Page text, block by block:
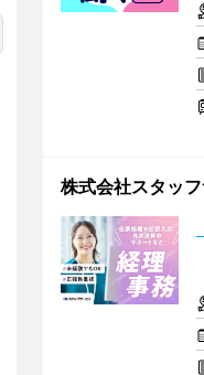
株式会社スタッ